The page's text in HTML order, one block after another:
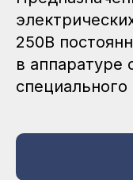
250В
в
специального